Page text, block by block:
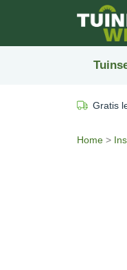
Gratis
Home >